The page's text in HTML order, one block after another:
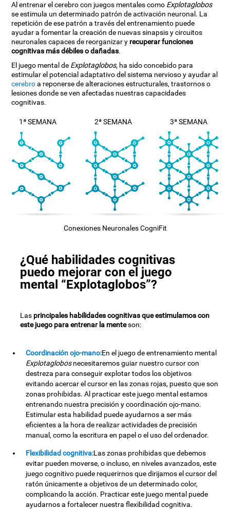
Al entrenar el cerebro con juegos mentales como Explotaglobos
se estimula un determinado patrón de activación neuronal. La
repetición de ese patrón a través del entrenamiento puede
ayudar a fomentar la creación de nuevas sinapsis y circuitos
neuronales capaces de reorganizar y recuperar funciones
cognitivas más débiles o dañadas.
El juego mental de Explotaglobos, ha sido concebido para
estimular el potencial adaptativo del sistema nervioso y ayudar al
cerebroa reponerse de alteraciones estructurales, trastornos o
lesiones donde se ven afectadas nuestras capacidades
cognitivas.
1ª SEMANA 2ª SEMANA 3ª SEMANA
Conexiones Neuronales CogniFit
¿Qué habilidades cognitivas
puedo mejorar con el juego
mental “Explotaglobos”?
Las principales habilidades cognitivas que estimulamos con
este juego para entrenar la menteson:
Coordinación ojo-mano:En el juego de entrenamiento mental
Explotaglobosnecesitaremos guiar nuestro cursor con
destreza para conseguir explotar todos los objetivos
evitando acercar el cursor en las zonas rojas, puesto que son
zonas prohibidas. Al practicar este juego mental estamos
entrenando nuestra precisión y coordinación ojo-mano.
Estimular esta habilidad puede ayudarnos a ser más
eficientes a la hora de realizar actividades de precisión
manual, como la escritura en papel o el uso del ordenador.
Flexibilidad cognitiva:Las zonas prohibidas que debemos
evitar pueden moverse, o incluso, en niveles avanzados, este
juego cognitivo puede requerirnos que dirijamos el cursor del
ratón únicamente a objetivos de un determinado color,
complicando la acción. Practicar este juego mental puede
ayudarnos a fortalecer nuestra flexibilidad cognitiva.